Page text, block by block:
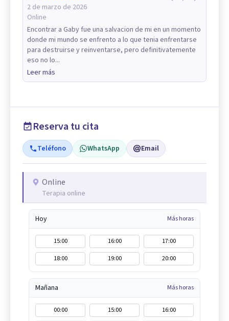
2 de marzo de 2026
Online
Encontrar a Gaby fue una salvacion de mi en un momento
donde mi mundo se enfrento a lo que tenia enfrentarse
para destruirse y reinventarse, pero definitivatemente
eso no lo...
Leer más
Reserva tu cita
Teléfono WhatsApp Email
Online
Terapia online
Hoy Más horas
15:00 16:00
17:00
18:00
19:00 20:00
Mañana Más horas
00:00 15:00
16:00